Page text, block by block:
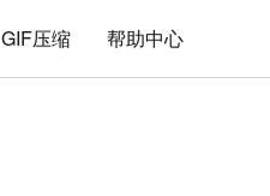
GIF压缩 帮助中心